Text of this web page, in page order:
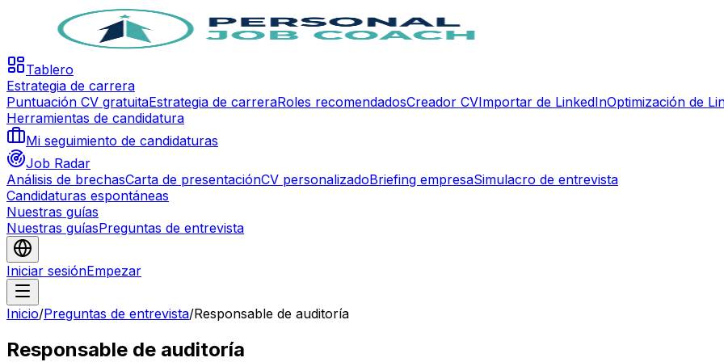
Tablero
Estrategia de carrera
Puntuación CV gratuitaEstrategia de carreraRoles recomendadosCreador CVImportar de LinkedInOptimización de
Herramientas de candidatura
Mi seguimiento de candidaturas
Job Radar
Análisis de brechasCarta de presentaciónCV personalizadoBriefing empresaSimulacro de entrevista
Candidaturas espontáneas
Nuestras guías
Nuestras guíasPreguntas de entrevista
Iniciar sesiónEmpezar
Inicio/Preguntas de entrevista/Responsable de auditoría
Responsable de auditoría